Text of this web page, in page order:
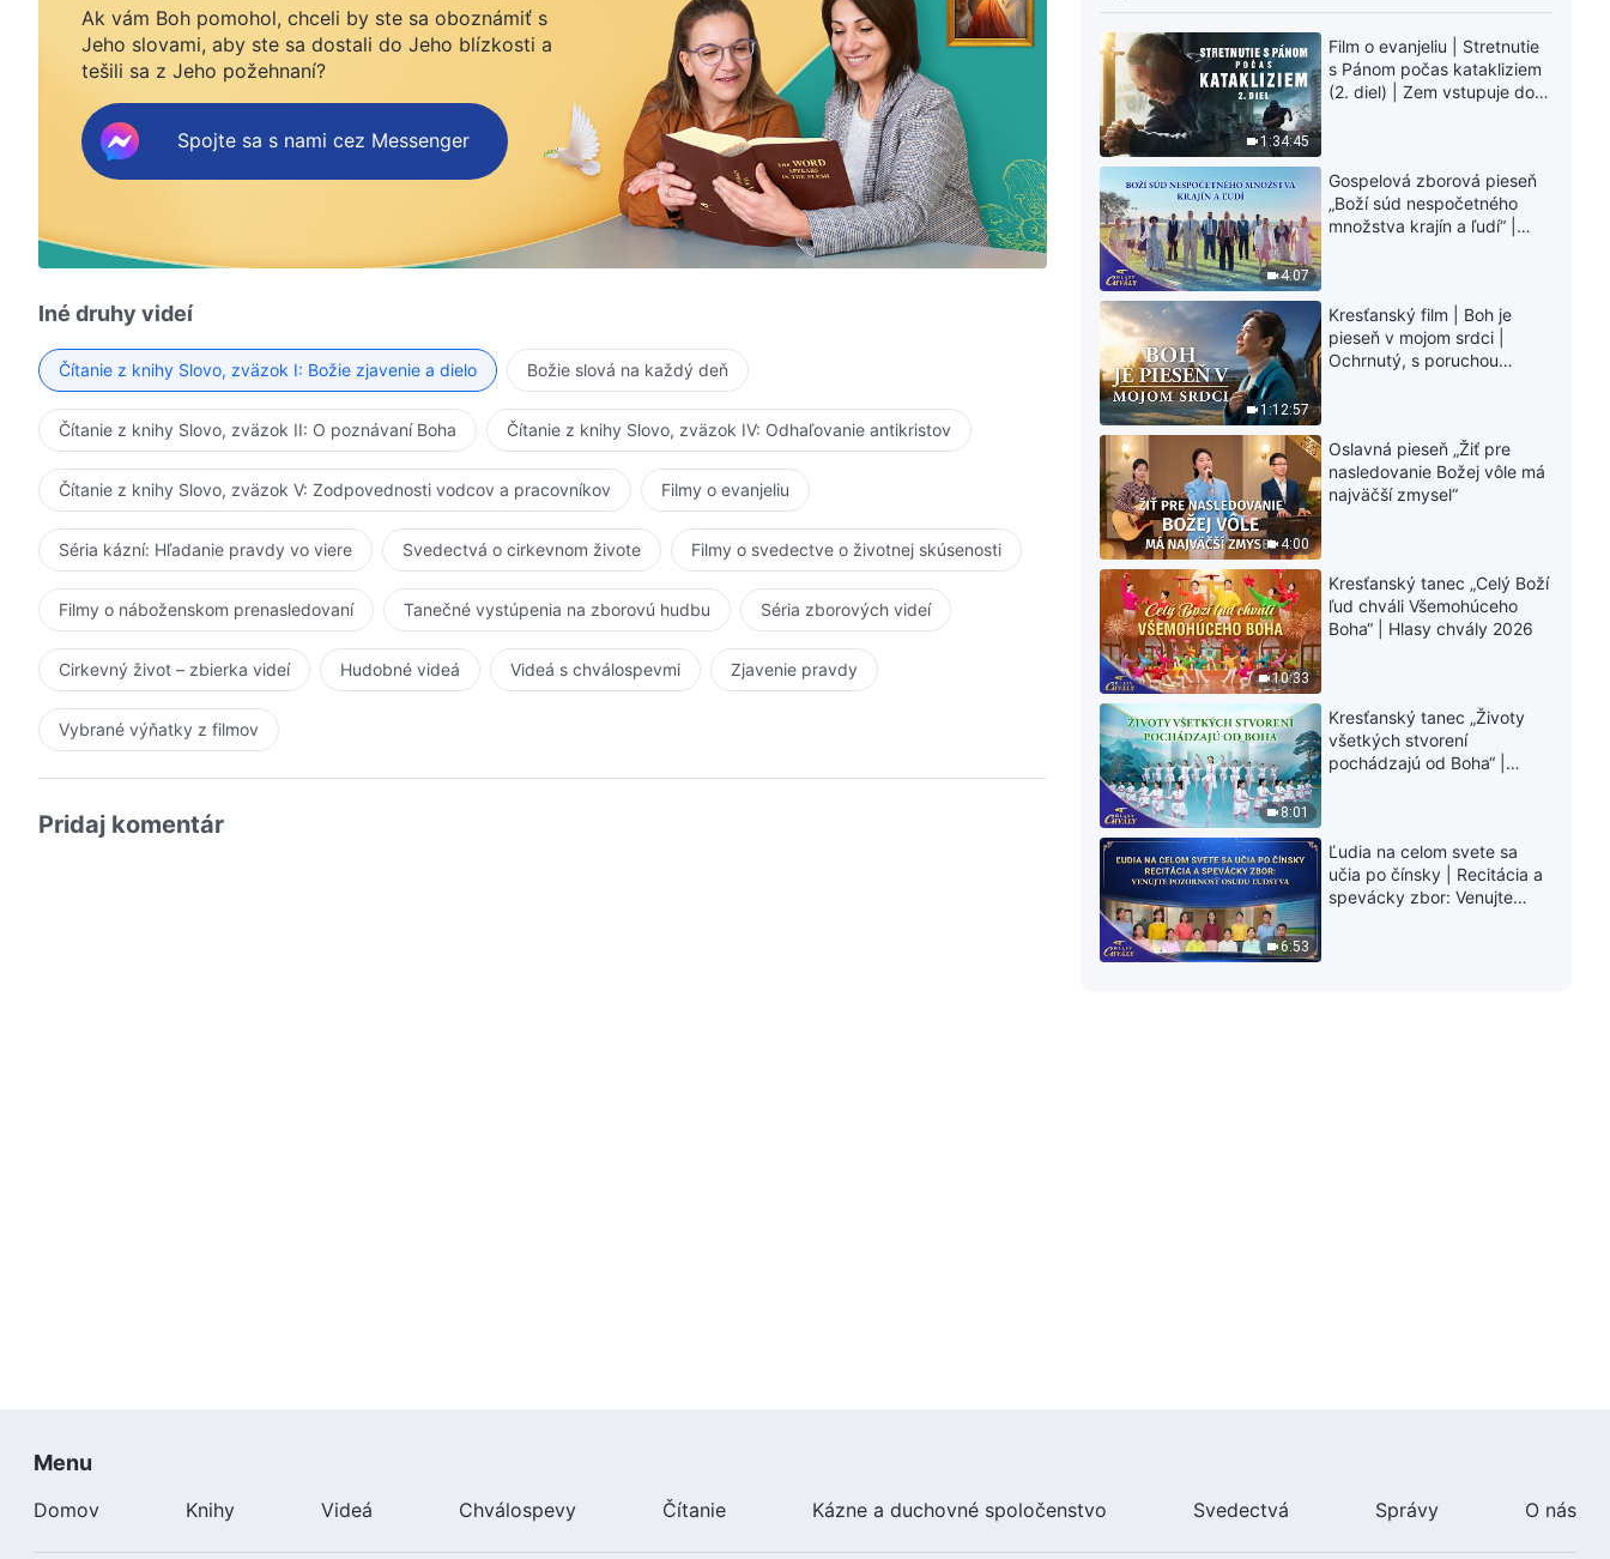
29:19
musia prejsť zušľachťovaním
(Prvá časť)
30:24
Slovo Všemohúceho Boha | Tí,
ktorí majú byť zdokonalení,
musia prejsť zušľachťovaním
(Druhá časť)
26:01
Slovo Všemohúceho Boha |
Milotu Boha možno spoznať len
cez bolestivé skúšky
38:44
Božie Slovo | Len milovať Boha
znamená skutočne veriť v Boha
16:43
Slovo Všemohúceho Boha |
Zopár slov na tému „tisícročné
kráľovstvo nadišlo“
29:44
Slovo Všemohúceho Boha |
Svedectvo o Bohu môžu vydať
len tí, ktorí Ho poznajú
40:57
Slovo Všemohúceho Boha | Ako
Peter spoznal Ježiša
26:24
Slovo Všemohúceho Boha |
Človek môže mať skutočnú
lásku len vtedy, keď prejde
zušľachťovaním
Božie Slovo | Mal by si si
zachovať svoju oddanosť Bohu
Ak vám Boh pomohol, chceli by ste sa oboznámiť s
Jeho slovami, aby ste sa dostali do Jeho blízkosti a
tešili sa z Jeho požehnaní?
Spojte sa s nami cez Messenger
Iné druhy videí
Čítanie z knihy Slovo, zväzok I: Božie zjavenie a dielo Božie slová na každý deň
Čítanie z knihy Slovo, zväzok II: O poznávaní Boha Čítanie z knihy Slovo, zväzok IV: Odhaľovanie antikristov
Čítanie z knihy Slovo, zväzok V: Zodpovednosti vodcov a pracovníkov Filmy o evanjeliu
Séria kázní: Hľadanie pravdy vo viere Svedectvá o cirkevnom živote Filmy o svedectve o životnej skúsenosti
Filmy o náboženskom prenasledovaní Tanečné vystúpenia na zborovú hudbu Séria zborových videí
Cirkevný život – zbierka videí Hudobné videá Videá s chválospevmi Zjavenie pravdy
Vybrané výňatky z filmov
Pridaj komentár
1:34:45
Film o evanjeliu | Stretnutie
s Pánom počas katakliziem
(2. diel) | Zem vstupuje do
odpočítavať čas. Našli ste
spôsob, ako prežiť?
4:07
Gospelová zborová pieseň
„Boží súd nespočetného
množstva krajín a ľudí“ |
1:12:57
Kresťanský film | Boh je
pieseň v mojom srdci |
Ochrnutý, s poruchou
4:00
Oslavná pieseň „Žiť pre
nasledovanie Božej vôle má
najväčší zmysel“
10:33
Kresťanský tanec „Celý Boží
ľud chváli Všemohúceho
Boha“ | Hlasy chvály 2026
8:01
Kresťanský tanec „Životy
všetkých stvorení
pochádzajú od Boha“ |
6:53
Ľudia na celom svete sa
učia po čínsky | Recitácia a
spevácky zbor: Venujte
Menu
Domov Knihy Videá Chválospevy Čítanie Kázne a duchovné spoločenstvo Svedectvá Správy O nás